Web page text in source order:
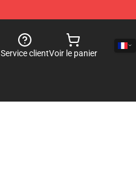
Service clientVoir le panier